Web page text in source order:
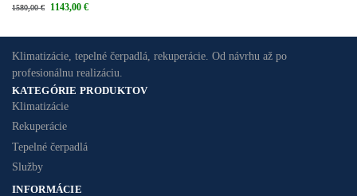
1580,00€ 1143,00 €
Klimatizácie, tepelné čerpadlá, rekuperácie. Od návrhu až po
profesionálnu realizáciu.
KATEGÓRIE PRODUKTOV
Klimatizácie
Rekuperácie
Tepelné čerpadlá
Služby
INFORMÁCIE